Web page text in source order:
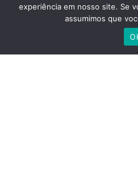
experiência em nosso site. Se
assumimos que